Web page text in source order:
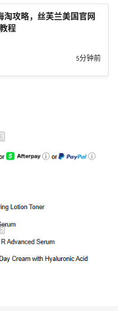
淘攻略，丝芙兰美国官网
程
5分钟前